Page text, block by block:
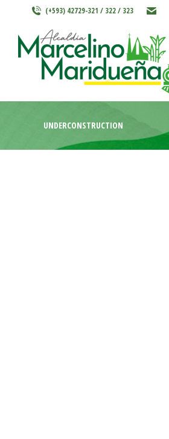
(+593) 42729-321 / 322 / 323
UNDERCONSTRUCTION